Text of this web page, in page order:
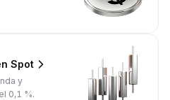
Spot
y
0,1 %.